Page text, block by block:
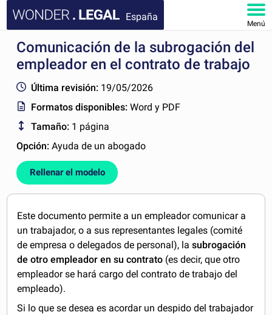
España
Menú
INICIO
FAQ
MI CUENTA
Comunicación de la subrogación del
empleador en el contrato de trabajo
Última revisión: 19/05/2026
Formatos disponibles:Word y PDF
Tamaño: 1 página
Opción:Ayuda de un abogado
Rellenar el modelo
Este documento permite a un empleador comunicar a
un trabajador, o a sus representantes legales (comité
de empresa o delegados de personal), lasubrogación
de otro empleador en su contrato (es decir, que otro
empleador se hará cargo del contrato de trabajo del
empleado).
Si lo que se desea es acordar un despido del trabajador